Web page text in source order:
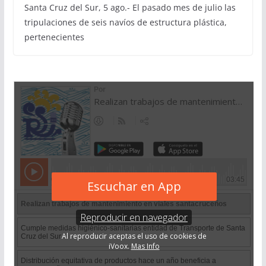
Santa Cruz del Sur, 5 ago.- El pasado mes de julio las
tripulaciones de seis navíos de estructura plástica,
pertenecientes